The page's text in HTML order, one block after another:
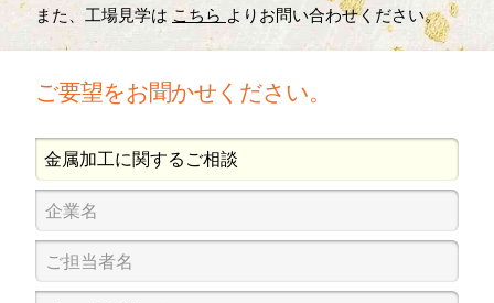
また、工場見学は こちら よりお問い合わせください。
ご要望をお聞かせください。